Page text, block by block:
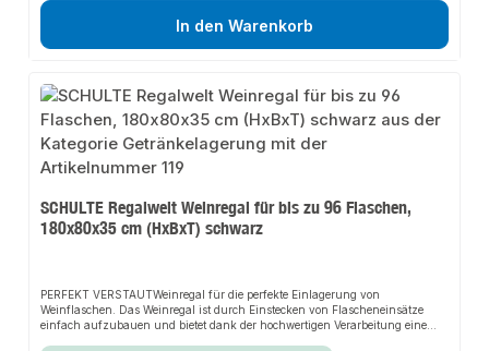
FachbodenHöhe = 180 cmBreite = 100 cm Tiefe = 25 cmFarbe:
In den Warenkorb
SCHULTE Regalwelt Weinregal für bis zu 96 Flaschen,
180x80x35 cm (HxBxT) schwarz
PERFEKT VERSTAUTWeinregal für die perfekte Einlagerung von
Weinflaschen. Das Weinregal ist durch Einstecken von Flascheneinsätze
einfach aufzubauen und bietet dank der hochwertigen Verarbeitung eine